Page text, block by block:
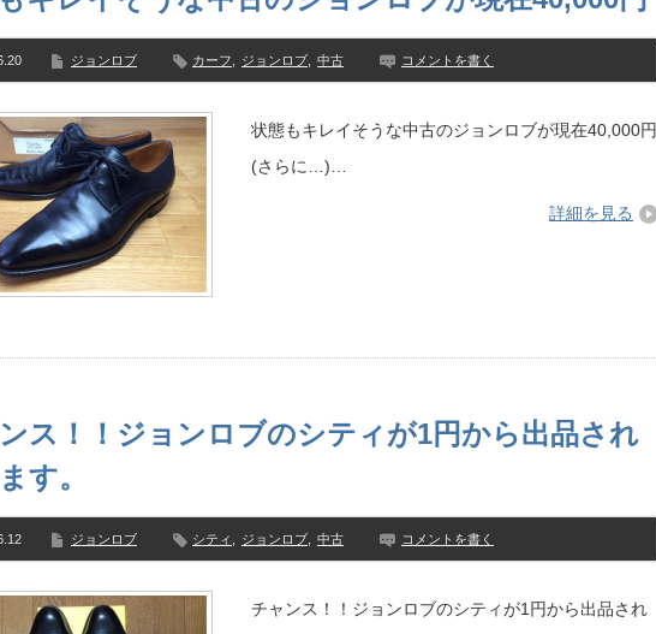
ジョンロブ カーフ ジョンロブ 中古 コメントを書く
状態もキレイそうな中古のジョンロブが現在40,000円
(さらに…)…
詳細を見る
ス！！ジョンロブのシティが1円から出品され
す。
ジョンロブ シティ ジョンロブ 中古 コメントを書く
チャンス！！ジョンロブのシティが1円から出品され